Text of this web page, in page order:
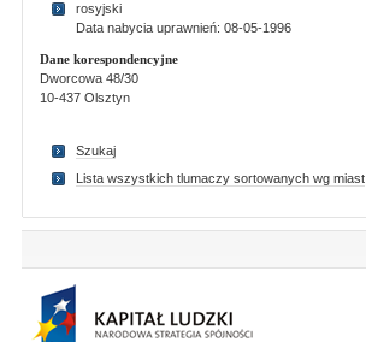
rosyjski
Data nabycia uprawnień: 08-05-1996
Dane korespondencyjne
Dworcowa 48/30
10-437 Olsztyn
Szukaj
Lista wszystkich tlumaczy sortowanych wg miast